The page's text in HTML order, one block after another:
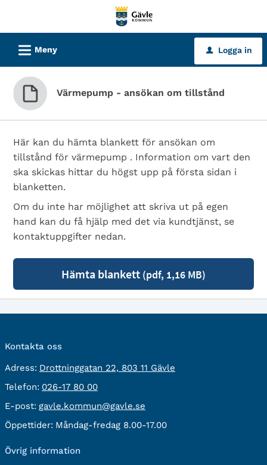
tjänster
Gävle
kommun
L Meny u Logga in
Värmepump - ansökan om tillstånd
Här kan du hämta blankett för ansökan om
tillstånd för värmepump . Information om vart den
ska skickas hittar du högst upp på första sidan i
blanketten.
Om du inte har möjlighet att skriva ut på egen
hand kan du få hjälp med det via kundtjänst, se
kontaktuppgifter nedan.
Hämta blankett (pdf, 1,16 MB)
Kontakta oss
Adress: besöksadress:
Drottninggatan 22, 803 11 Gävle
Telefon: Telefon:
026-17 80 00
E-post: E-
post:
gavle.kommun@gavle.se
Öppettider: Måndag-fredag 8.00-17.00
Övrig information